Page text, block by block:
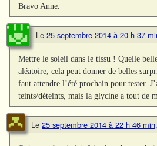
Bravo Anne.
Le 25 septembre 2014 à 20 h 37
Mettre le soleil dans le tissu ! Quelle
aléatoire, cela peut donner de belles
faut attendre l’été prochain pour tester.
teints/déteints, mais la glycine a tout de
Le 25 septembre 2014 à 22 h 46 min,